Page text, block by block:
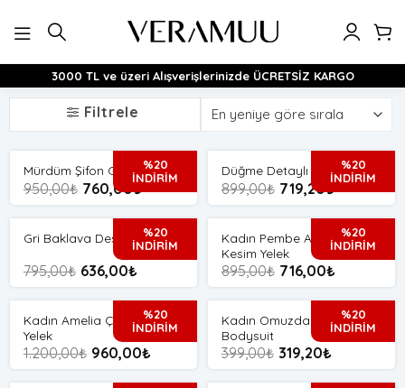
atla
3000 TL ve üzeri Alışverişlerinizde ÜCRETSİZ KARGO
Filtrele
%20
İNDİRİM
Mürdüm Şifon Gömlek
950,00₺ 760,00₺
%20
İNDİRİM
Düğme Detaylı Siyah Hırka
899,00₺ 719,20₺
%20
İNDİRİM
Gri Baklava Desen Süveter
795,00₺ 636,00₺
%20
İNDİRİM
Kadın Pembe Asimetrik
Kesim Yelek
895,00₺ 716,00₺
%20
İNDİRİM
Kadın Amelia Çizgili Uzun
Yelek
1.200,00₺ 960,00₺
%20
İNDİRİM
Kadın Omuzdan Bağlamalı
Bodysuit
399,00₺ 319,20₺